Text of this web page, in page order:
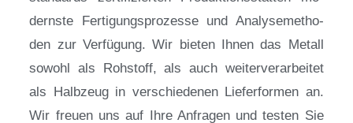
derns­te Fer­ti­gungs­pro­zes­se und Ana­ly­se­me­tho­
den zur Ver­fü­gung. Wir bie­ten Ih­nen das Me­tall
so­wohl als Roh­stoff, als auch wei­ter­ver­ar­bei­tet
als Halb­zeug in ver­schie­de­nen Lie­fer­for­men an.
Wir freu­en uns auf Ih­re An­fra­gen und tes­ten Sie